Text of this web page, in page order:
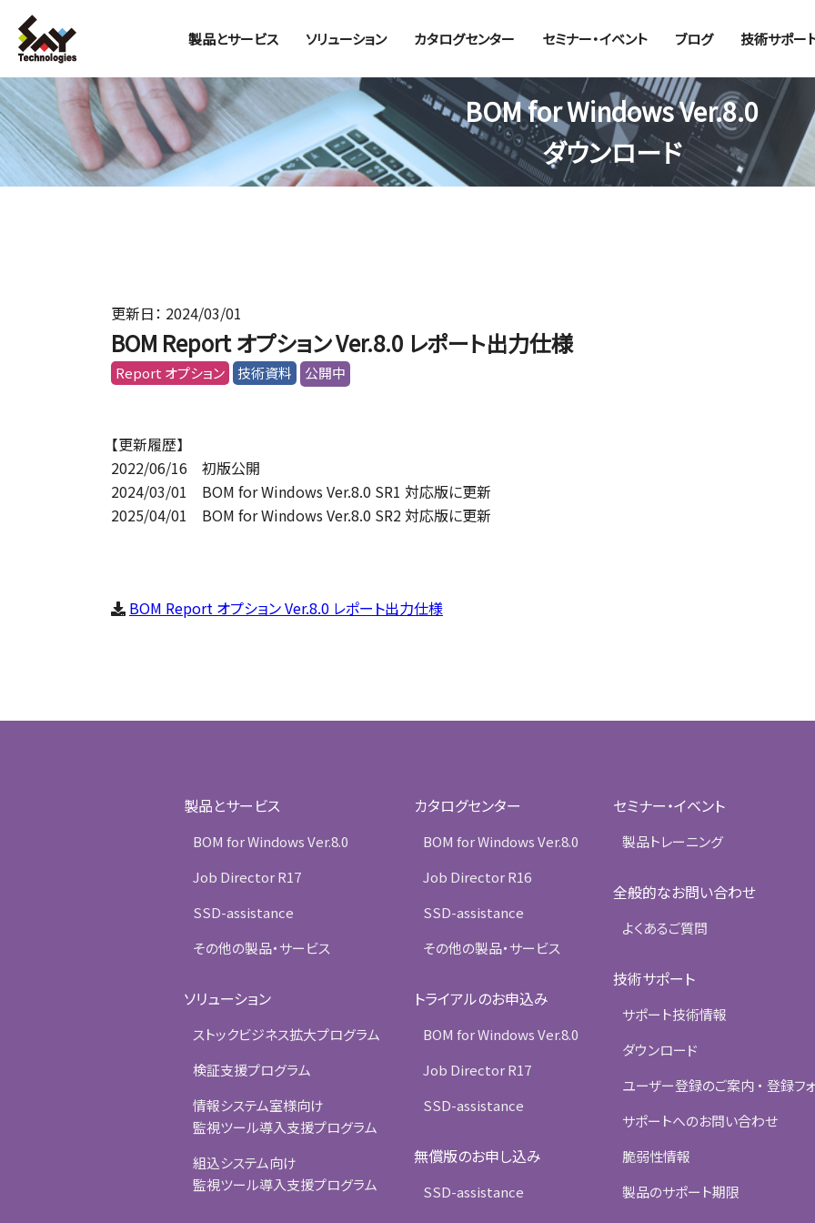
製品とサービス ソリューション カタログセンター セミナー・イベント ブログ 技術サポー
BOM for Windows Ver.8.0
ダウンロード
更新日： 2024/03/01
BOM Report オプション Ver.8.0 レポート出力仕様
Report オプション 技術資料 公開中
【更新履歴】
2022/06/16 初版公開
2024/03/01 BOM for Windows Ver.8.0 SR1 対応版に更新
2025/04/01 BOM for Windows Ver.8.0 SR2 対応版に更新
BOM Report オプション Ver.8.0 レポート出力仕様
製品とサービス
BOM for Windows Ver.8.0
Job Director R17
SSD-assistance
その他の製品・サービス
ソリューション
ストックビジネス拡大プログラム
検証支援プログラム
情報システム室様向け
監視ツール導入支援プログラム
組込システム向け
監視ツール導入支援プログラム
カタログセンター
BOM for Windows Ver.8.0
Job Director R16
SSD-assistance
その他の製品・サービス
トライアルのお申込み
BOM for Windows Ver.8.0
Job Director R17
SSD-assistance
無償版のお申し込み
SSD-assistance
セミナー・イベント
製品トレーニング
全般的なお問い合わせ
よくあるご質問
技術サポート
サポート技術情報
ダウンロード
ユーザー登録のご案内 ・ 登録フ
サポートへのお問い合わせ
脆弱性情報
製品のサポート期限